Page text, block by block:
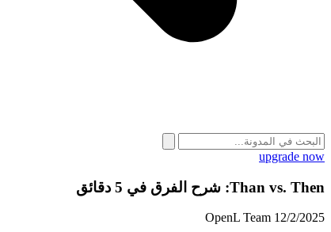
upgrade now
Than vs. Then: شرح الفرق في 5 دقائق
OpenL Team 12/2/2025